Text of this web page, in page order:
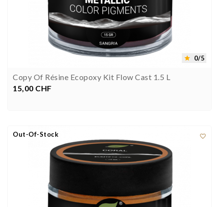
 0/5
Copy Of Résine Ecopoxy Kit Flow Cast 1.5 L
Preis
15,00 CHF

Out-Of-Stock